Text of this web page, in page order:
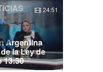
Argentina
la Ley de
13:30
24:51